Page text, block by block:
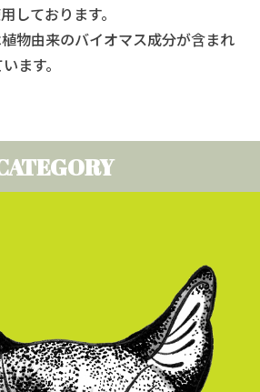
しております。
物由来のバイオマス成分が含まれ
ます。